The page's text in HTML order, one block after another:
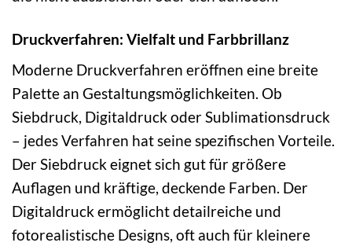
Druckverfahren: Vielfalt und Farbbrillanz
Moderne Druckverfahren eröffnen eine breite
Palette an Gestaltungsmöglichkeiten. Ob
Siebdruck, Digitaldruck oder Sublimationsdruck
– jedes Verfahren hat seine spezifischen Vorteile.
Der Siebdruck eignet sich gut für größere
Auflagen und kräftige, deckende Farben. Der
Digitaldruck ermöglicht detailreiche und
fotorealistische Designs, oft auch für kleinere